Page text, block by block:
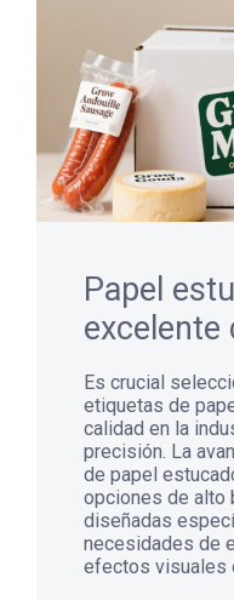
Papel
excelente
Es crucial
etiquetas de
calidad en la
precisión. La
de papel
opciones de alto
diseñadas
necesidades de
efectos visuales